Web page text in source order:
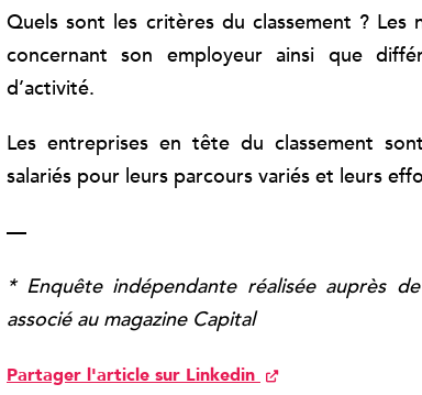
Quels sont les critères du classement ? Les
concernant son employeur ainsi que
d’activité.
Les entreprises en tête du classement
salariés pour leurs parcours variés et leurs
—
* Enquête indépendante réalisée auprès
associé au magazine Capital
Partager l'article sur Linkedin